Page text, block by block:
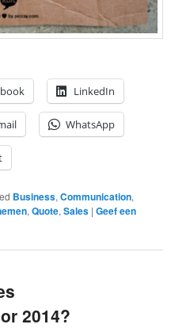
LinkedIn
WhatsApp
Business,Communication,
,Quote,Sales |Geef een
2014?